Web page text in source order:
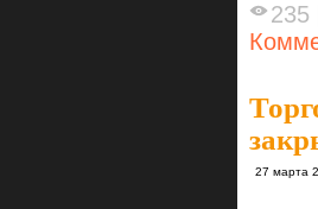
235
27 марта